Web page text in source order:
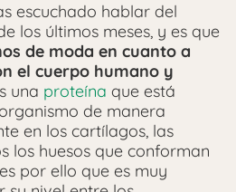
escuchado hablar del
los últimos meses, y es que
de moda en cuanto a
el cuerpo humano y
una proteína que está
de manera
en los cartílagos, las
los huesos que conforman
por ello que es muy